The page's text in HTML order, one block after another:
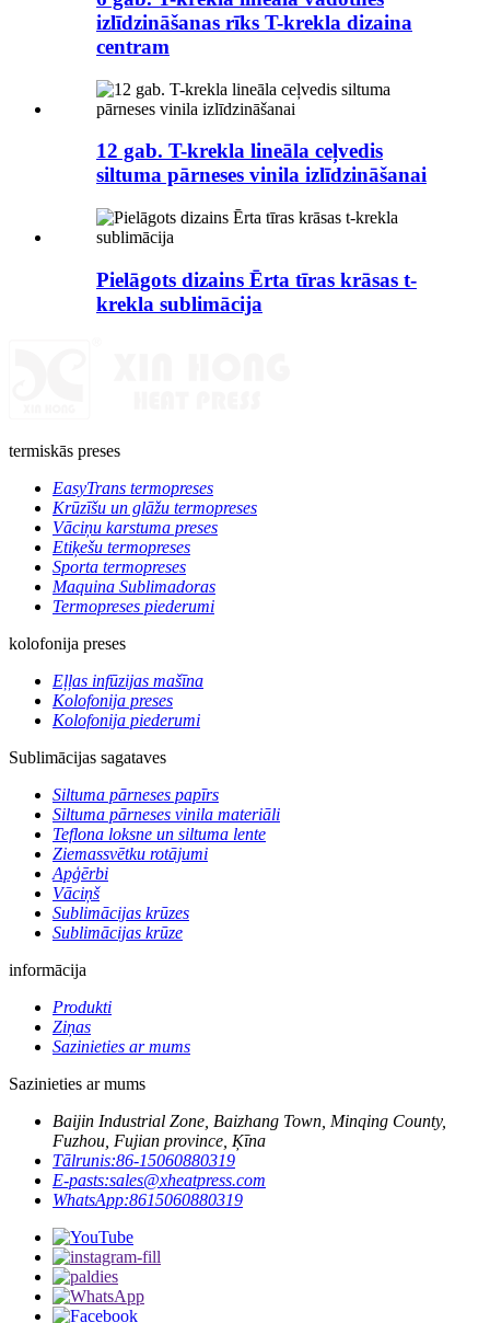
izlīdzināšanas rīks T-krekla dizaina
centram
12 gab. T-krekla lineāla ceļvedis
siltuma pārneses vinila izlīdzināšanai
Pielāgots dizains Ērta tīras krāsas t-
krekla sublimācija
termiskās preses
EasyTrans termopreses
Krūzīšu un glāžu termopreses
Vāciņu karstuma preses
Etiķešu termopreses
Sporta termopreses
Maquina Sublimadoras
Termopreses piederumi
kolofonija preses
Eļļas infūzijas mašīna
Kolofonija preses
Kolofonija piederumi
Sublimācijas sagataves
Siltuma pārneses papīrs
Siltuma pārneses vinila materiāli
Teflona loksne un siltuma lente
Ziemassvētku rotājumi
Apģērbi
Vāciņš
Sublimācijas krūzes
Sublimācijas krūze
informācija
Produkti
Ziņas
Sazinieties ar mums
Sazinieties ar mums
Baijin Industrial Zone, Baizhang Town, Minqing County,
Fuzhou, Fujian province, Ķīna
Tālrunis:86-15060880319
E-pasts:sales@xheatpress.com
WhatsApp:8615060880319